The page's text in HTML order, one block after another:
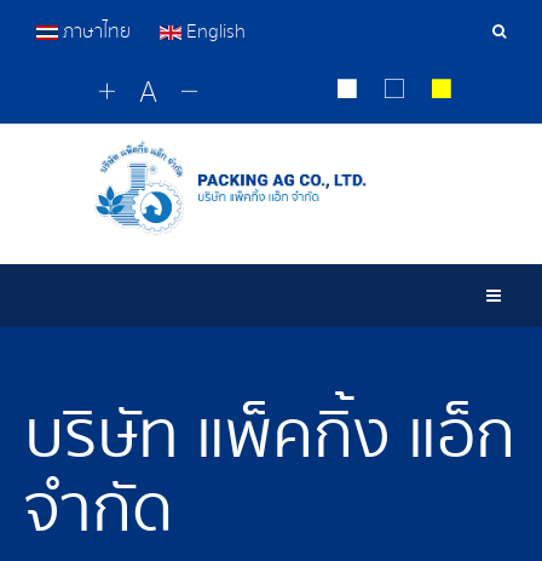
เครื่อ
ภาษาไทย English
บริษัท แพ็คกิ้ง แอ็ก
จำกัด